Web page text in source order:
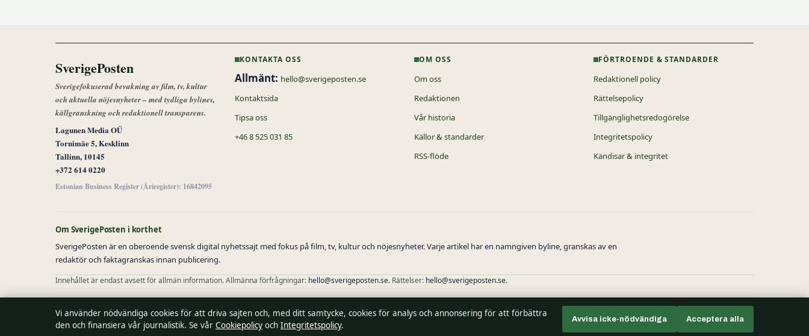
SverigePosten
Sverigefokuserad bevakning av film, tv, kultur
och aktuella nöjesnyheter – med tydliga bylines,
källgranskning och redaktionell transparens.
Lagunen Media OÜ
Tornimäe 5, Kesklinn
Tallinn, 10145
+372 614 0220
Estonian Business Register (Äriregister): 16842095
KONTAKTA OSS
Allmänt: hello@sverigeposten.se
Kontaktsida
Tipsa oss
+46 8 525 031 85
OM OSS
Om oss
Redaktionen
Vår historia
Källor & standarder
RSS-flöde
FÖRTROENDE & STANDARDER
Redaktionell policy
Rättelsepolicy
Tillgänglighetsredogörelse
Integritetspolicy
Kändisar & integritet
Om SverigePosten i korthet
SverigePosten är en oberoende svensk digital nyhetssajt med fokus på film, tv, kultur och nöjesnyheter. Varje artikel har en namngiven byline, granskas av en
redaktör och faktagranskas innan publicering.
Innehållet är endast avsett för allmän information. Allmänna förfrågningar: hello@sverigeposten.se. Rättelser: hello@sverigeposten.se.
Utgivare:Lagunen Media OÜ, Tallinn ·Ansvarig utgivare:Viktor Lundqvist, Chefredaktör · Estonian Business Register (Äriregister) 16842095
© 2026 SverigePosten · Lagunen Media OÜ ·RSS·WorldRSS·Så verifierar vi vår rapportering
Vi använder nödvändiga cookies för att driva sajten och, med ditt samtycke, cookies för analys och annonsering för att förbättra
den och finansiera vår journalistik. Se vår Cookiepolicy och Integritetspolicy.
Avvisa icke-nödvändiga Acceptera alla